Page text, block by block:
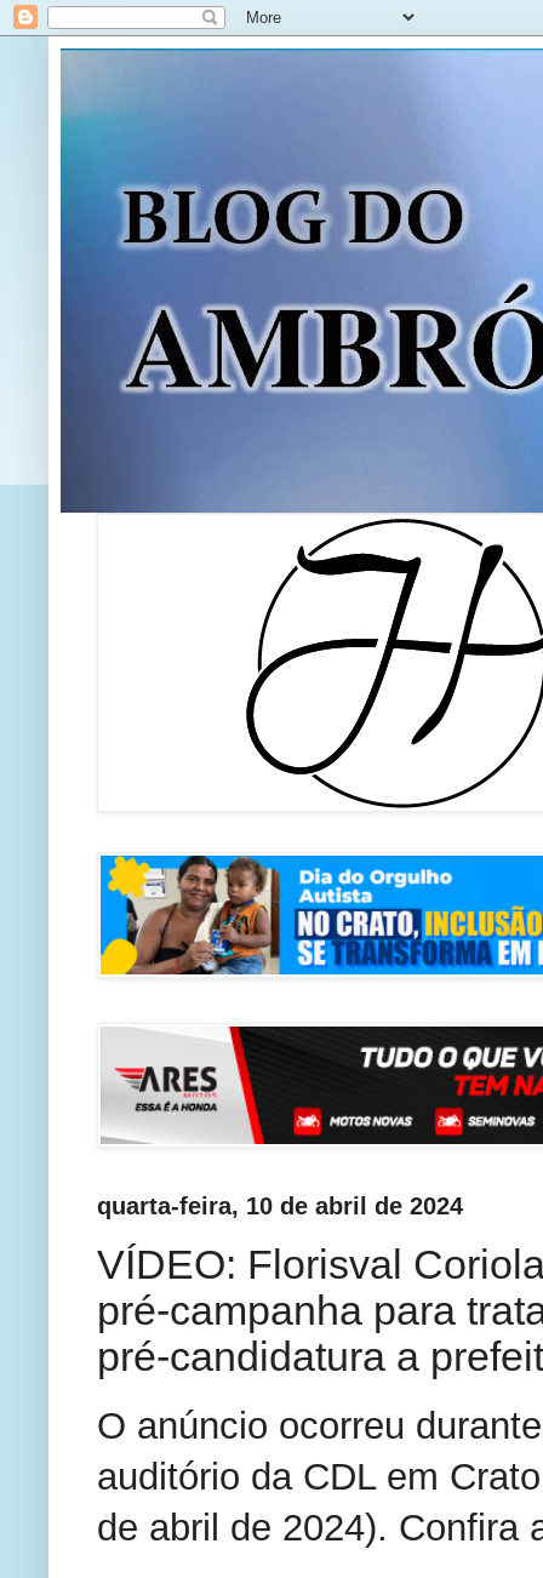
quarta-feira, 10 de abril de 2024
VÍDEO: Florisval
pré-campanha para
pré-candidatura a
O anúncio ocorreu
auditório da CDL em
de abril de 2024). Confira